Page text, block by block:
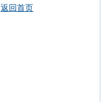
返回首页